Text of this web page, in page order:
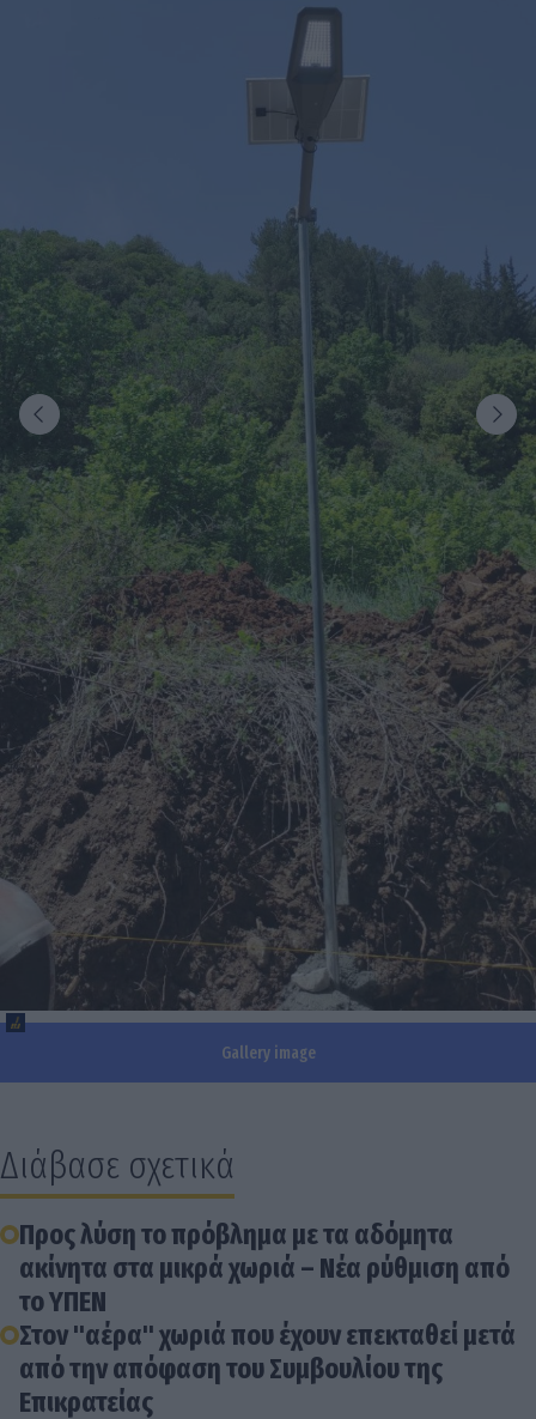
Gallery image
Διάβασε σχετικά
Προς λύση το πρόβλημα με τα αδόμητα
ακίνητα στα μικρά χωριά – Νέα ρύθμιση από
το ΥΠΕΝ
Στον "αέρα" χωριά που έχουν επεκταθεί μετά
από την απόφαση του Συμβουλίου της
Επικρατείας